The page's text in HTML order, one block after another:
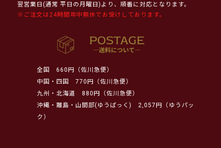
翌営業日(通常 平日の月曜日)より、順番に対応となります。
※ご注文は24時間年中無休でお受けしております。
全国
660円（佐川急便）
中国・四国
770円（佐川急便）
九州・北海道
880円（佐川急便）
沖縄・離島・山間部(ゆうぱっく)
2,057円（ゆうパッ
ク）